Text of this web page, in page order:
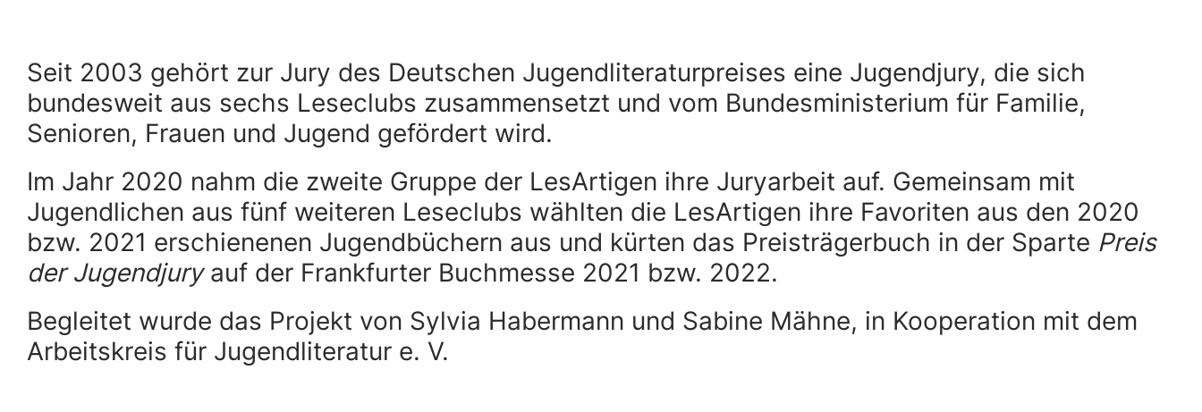
Seit 2003 gehört zur Jury des Deutschen Jugendliteraturpreises eine Jugendjury, die sich
bundesweit aus sechs Leseclubs zusammensetzt und vom Bundesministerium für Familie,
Senioren, Frauen und Jugend gefördert wird.
Im Jahr 2020 nahm die zweite Gruppe der LesArtigen ihre Juryarbeit auf. Gemeinsam mit
Jugendlichen aus fünf weiteren Leseclubs wählten die LesArtigen ihre Favoriten aus den 2020
bzw. 2021 erschienenen Jugendbüchern aus und kürten das Preisträgerbuch in der Sparte Preis
der Jugendjuryauf der Frankfurter Buchmesse 2021 bzw. 2022.
Begleitet wurde das Projekt von Sylvia Habermann und Sabine Mähne, in Kooperation mit dem
Arbeitskreis für Jugendliteratur e. V.